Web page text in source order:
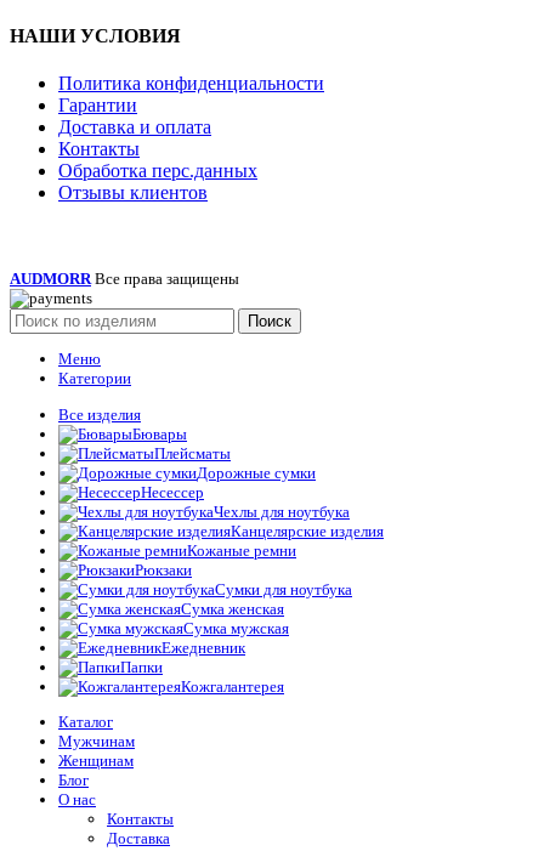
НАШИ УСЛОВИЯ
Политика конфиденциальности
Гарантии
Доставка и оплата
Контакты
Обработка перс.данных
Отзывы клиентов
AUDMORR Все права защищены
Поиск
Меню
Категории
Все изделия
Бювары
Плейсматы
Дорожные сумки
Несессер
Чехлы для ноутбука
Канцелярские изделия
Кожаные ремни
Рюкзаки
Сумки для ноутбука
Сумка женская
Сумка мужская
Ежедневник
Папки
Кожгалантерея
Каталог
Мужчинам
Женщинам
Блог
О нас
Контакты
Доставка